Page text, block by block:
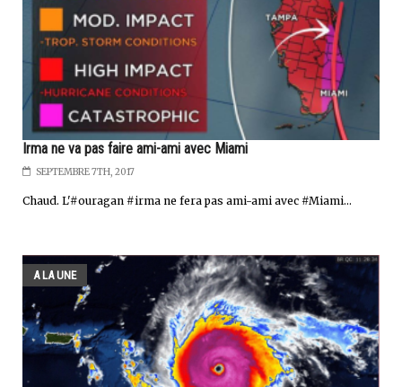
Irma ne va pas faire ami-ami avec Miami
SEPTEMBRE 7TH, 2017
Chaud. L'#ouragan #irma ne fera pas ami-ami avec #Miami...
A LA UNE